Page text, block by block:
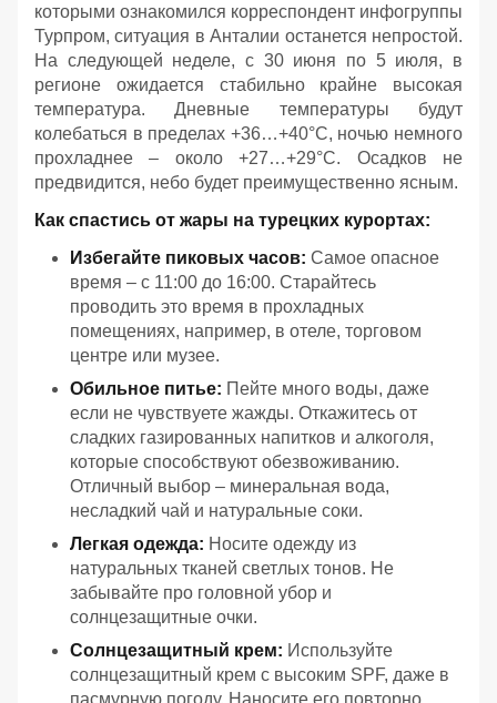
которыми ознакомился корреспондент инфогруппы
Турпром, ситуация в Анталии останется непростой.
На следующей неделе, с 30 июня по 5 июля, в
регионе ожидается стабильно крайне высокая
температура. Дневные температуры будут
колебаться в пределах +36…+40°С, ночью немного
прохладнее – около +27…+29°С. Осадков не
предвидится, небо будет преимущественно ясным.
Как спастись от жары на турецких курортах:
Избегайте пиковых часов: Самое опасное
время – с 11:00 до 16:00. Старайтесь
проводить это время в прохладных
помещениях, например, в отеле, торговом
центре или музее.
Обильное питье: Пейте много воды, даже
если не чувствуете жажды. Откажитесь от
сладких газированных напитков и алкоголя,
которые способствуют обезвоживанию.
Отличный выбор – минеральная вода,
несладкий чай и натуральные соки.
Легкая одежда: Носите одежду из
натуральных тканей светлых тонов. Не
забывайте про головной убор и
солнцезащитные очки.
Солнцезащитный крем: Используйте
солнцезащитный крем с высоким SPF, даже в
пасмурную погоду. Наносите его повторно